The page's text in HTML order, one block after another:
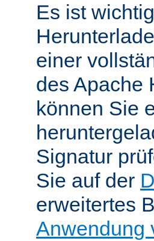
Es ist
einer
des Apache
können Sie
Signatur
Sie auf der
erweitertes
Anwendung